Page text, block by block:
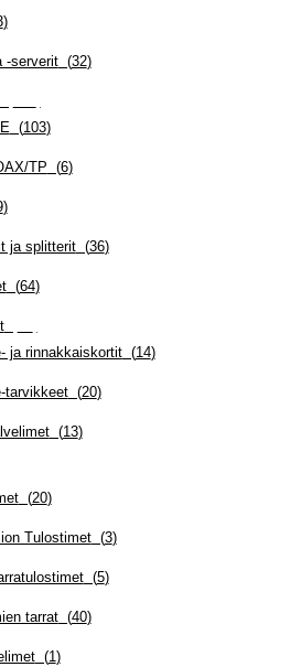
)
-serverit(32)
(
(103)
TP (6)
)
ja splitterit(36)
(64)
(
ja rinnakkaiskortit(14)
tarvikkeet(20)
(13)
(20)
Tulostimet(3)
(5)
tarrat(40)
(1)